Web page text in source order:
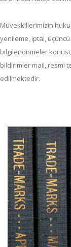
Müvekkillerimizin
yenileme, iptal,
bilgilendirmeler
bildirimler mail, resmi
edilmektedir.